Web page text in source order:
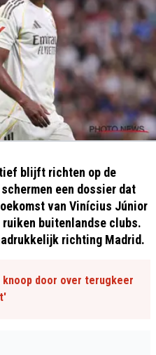
blijft richten op de
een dossier dat
van Vinícius Júnior
buitenlandse clubs.
richting Madrid.
knoop door over terugkeer